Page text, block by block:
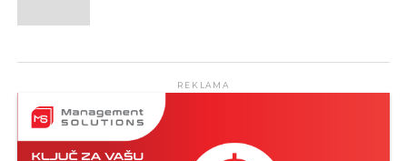
REKLAMA